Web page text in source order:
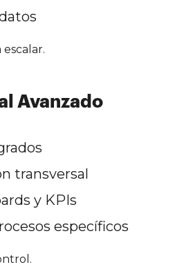
Avanzado
transversal
y KPIs
específicos